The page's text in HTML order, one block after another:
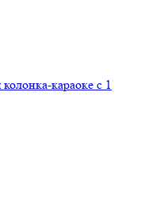
караоке с 1